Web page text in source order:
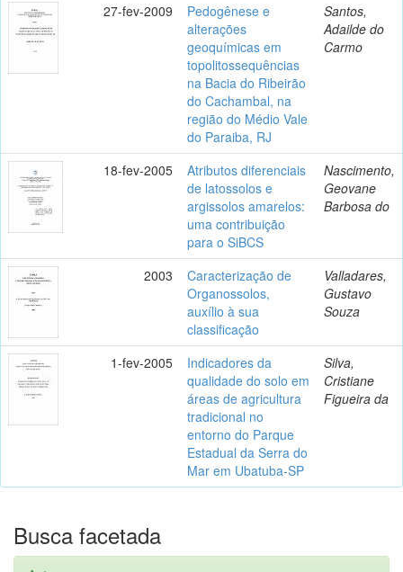
27-fev-2009
Pedogênese e
alterações
geoquímicas em
topolitossequências
na Bacia do Ribeirão
do Cachambal, na
região do Médio Vale
do Paraiba, RJ
Santos,
Adailde do
Carmo
18-fev-2005
Atributos diferenciais
de latossolos e
argissolos amarelos:
uma contribuição
para o SiBCS
Nascimento,
Geovane
Barbosa do
2003
Caracterização de
Organossolos,
auxílio à sua
classificação
Valladares,
Gustavo
Souza
1-fev-2005
Indicadores da
qualidade do solo em
áreas de agricultura
tradicional no
entorno do Parque
Estadual da Serra do
Mar em Ubatuba-SP
Silva,
Cristiane
Figueira da
Busca facetada